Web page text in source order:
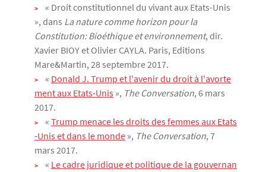
« Droit constitutionnel du vivant aux Etats-Unis
», dans La nature comme horizon pour la
Constitution: Bioéthique et environnement, dir.
Xavier BIOY et Olivier CAYLA. Paris, Editions
Mare&Martin, 28 septembre 2017.
« Donald J. Trump et l'avenir du droit à l'avorte
ment aux Etats-Unis », The Conversation, 6 mars
2017.
« Trump menace les droits des femmes aux Etats
-Unis et dans le monde », The Conversation, 7
mars 2017.
« Le cadre juridique et politique de la gouvernan